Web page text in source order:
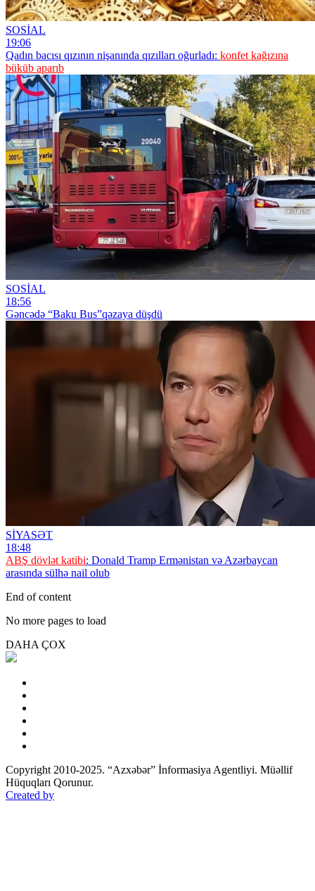
SOSİAL
19:06
Qadın bacısı qızının nişanında qızılları oğurladı: konfet kağızına
büküb aparıb
SOSİAL
18:56
Gəncədə “Baku Bus”qəzaya düşdü
SİYASƏT
18:48
ABŞ dövlət katibi: Donald Tramp Ermənistan və Azərbaycan
arasında sülhə nail olub
End of content
No more pages to load
DAHA ÇOX
Copyright 2010-2025. “Azxəbər” İnformasiya Agentliyi. Müəllif
Hüquqları Qorunur.
Created by